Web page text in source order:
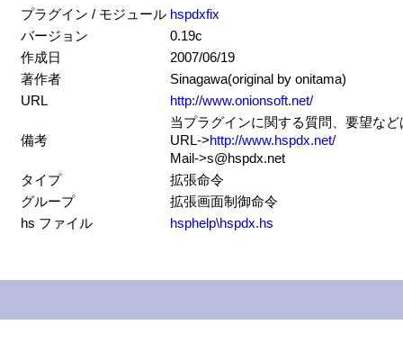
プラグイン / モジュール hspdxfix
バージョン
0.19c
作成日
2007/06/19
著作者
Sinagawa(original by onitama)
URL
http://www.onionsoft.net/
備考
当プラグインに関する質問、要望な
URL->http://www.hspdx.net/
Mail->s@hspdx.net
タイプ
拡張命令
グループ
拡張画面制御命令
hs ファイル
hsphelp\hspdx.hs